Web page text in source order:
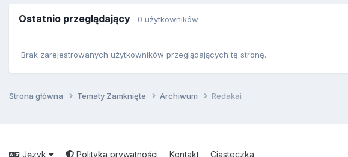
Ostatnio przeglądający 0 użytkowników
Brak zarejestrowanych użytkowników przeglądających tę stronę.
Strona główna Tematy Zamknięte Archiwum Redakai
Język Polityka prywatności Kontakt Ciasteczka